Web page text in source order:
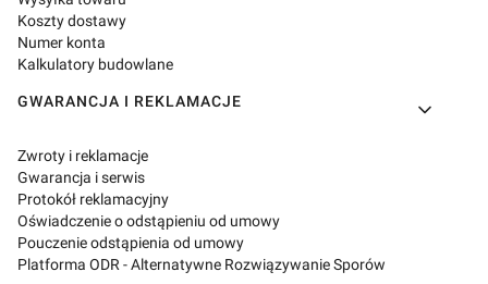
Koszty dostawy
Numer konta
Kalkulatory budowlane
GWARANCJA I REKLAMACJE
Zwroty i reklamacje
Gwarancja i serwis
Protokół reklamacyjny
Oświadczenie o odstąpieniu od umowy
Pouczenie odstąpienia od umowy
Platforma ODR - Alternatywne Rozwiązywanie Sporów